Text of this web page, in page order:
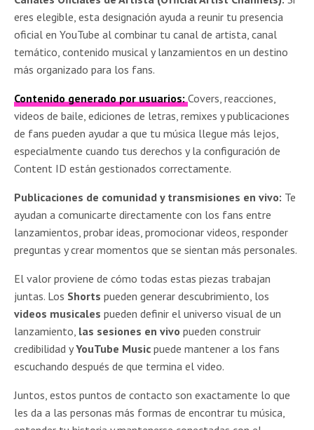
eres elegible, esta designación ayuda a reunir tu presencia
oficial en YouTube al combinar tu canal de artista, canal
temático, contenido musical y lanzamientos en un destino
más organizado para los fans.
Contenido generado por usuarios: Covers, reacciones,
videos de baile, ediciones de letras, remixes y publicaciones
de fans pueden ayudar a que tu música llegue más lejos,
especialmente cuando tus derechos y la configuración de
Content ID están gestionados correctamente.
Publicaciones de comunidad y transmisiones en vivo: Te
ayudan a comunicarte directamente con los fans entre
lanzamientos, probar ideas, promocionar videos, responder
preguntas y crear momentos que se sientan más personales.
El valor proviene de cómo todas estas piezas trabajan
juntas. Los Shorts pueden generar descubrimiento, los
videos musicales pueden definir el universo visual de un
lanzamiento, las sesiones en vivo pueden construir
credibilidad yYouTube Music puede mantener a los fans
escuchando después de que termina el video.
Juntos, estos puntos de contacto son exactamente lo que
les da a las personas más formas de encontrar tu música,